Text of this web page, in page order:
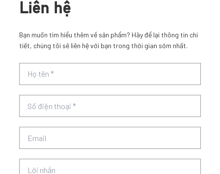
Liên hệ
Bạn muốn tìm hiểu thêm về sản phẩm? Hãy để lại thông tin chi
tiết, chúng tôi sẽ liên hệ với bạn trong thời gian sớm nhất.